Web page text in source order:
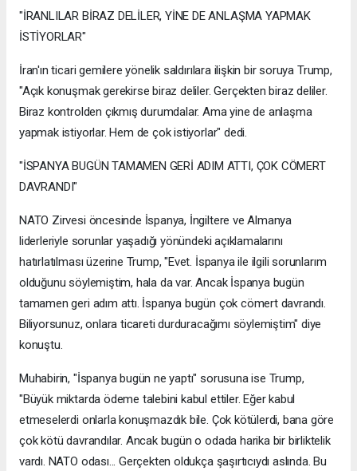
"İRANLILAR BİRAZ DELİLER, YİNE DE ANLAŞMA YAPMAK
İSTİYORLAR"
İran'ın ticari gemilere yönelik saldırılara ilişkin bir soruya Trump,
"Açık konuşmak gerekirse biraz deliler. Gerçekten biraz deliler.
Biraz kontrolden çıkmış durumdalar. Ama yine de anlaşma
yapmak istiyorlar. Hem de çok istiyorlar" dedi.
"İSPANYA BUGÜN TAMAMEN GERİ ADIM ATTI, ÇOK CÖMERT
DAVRANDI"
NATO Zirvesi öncesinde İspanya, İngiltere ve Almanya
liderleriyle sorunlar yaşadığı yönündeki açıklamalarını
hatırlatılması üzerine Trump, "Evet. İspanya ile ilgili sorunlarım
olduğunu söylemiştim, hala da var. Ancak İspanya bugün
tamamen geri adım attı. İspanya bugün çok cömert davrandı.
Biliyorsunuz, onlara ticareti durduracağımı söylemiştim" diye
konuştu.
Muhabirin, "İspanya bugün ne yaptı" sorusuna ise Trump,
"Büyük miktarda ödeme talebini kabul ettiler. Eğer kabul
etmeselerdi onlarla konuşmazdık bile. Çok kötülerdi, bana göre
çok kötü davrandılar. Ancak bugün o odada harika bir birliktelik
vardı. NATO odası... Gerçekten oldukça şaşırtıcıydı aslında. Bu